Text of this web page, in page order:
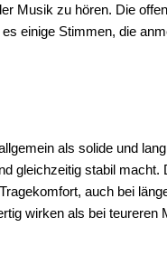
Musik zu hören. Die
einige Stimmen, die
als solide und
gleichzeitig stabil
auch bei
wirken als bei